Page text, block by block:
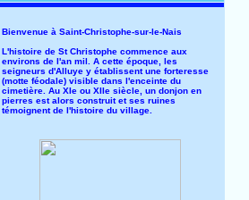
Bienvenue à Saint-Christophe-sur-le-Nais
L'histoire de St Christophe commence aux
environs de l'an mil. A cette époque, les
seigneurs d'Alluye y établissent une forteresse
(motte féodale) visible dans l'enceinte du
cimetière. Au XIe ou XIIe siècle, un donjon en
pierres est alors construit et ses ruines
témoignent de l'histoire du village.